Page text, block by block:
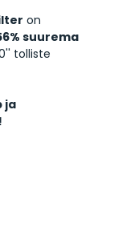
on
suurema
tolliste
ja